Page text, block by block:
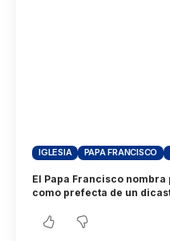
IGLESIA PAPA FRANCISCO
El Papa Francisco
como prefecta de un